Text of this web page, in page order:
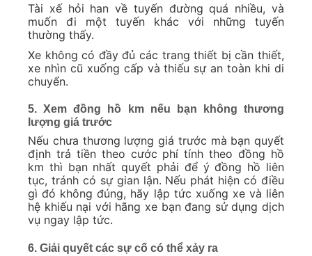
Tài xế hỏi han về tuyến đường quá nhiều, và
muốn đi một tuyến khác với những tuyến
thường thấy.
Xe không có đầy đủ các trang thiết bị cần thiết,
xe nhìn cũ xuống cấp và thiếu sự an toàn khi di
chuyển.
5. Xem đồng hồ km nếu bạn không thương
lượng giá trước
Nếu chưa thương lượng giá trước mà bạn quyết
định trả tiền theo cước phí tính theo đồng hồ
km thì bạn nhất quyết phải để ý đồng hồ liên
tục, tránh có sự gian lận. Nếu phát hiện có điều
gì đó không đúng, hãy lập tức xuống xe và liên
hệ khiếu nại với hãng xe bạn đang sử dụng dịch
vụ ngay lập tức.
6. Giải quyết các sự cố có thể xảy ra